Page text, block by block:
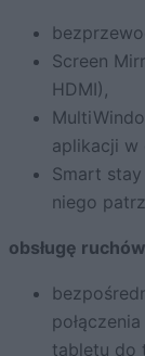
Screen
HDMI),
aplikacji w
Smart
niego
obsługę
tabletu do